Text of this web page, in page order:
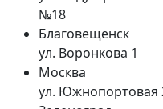
№18
Благовещенск
ул. Воронкова 1
Москва
ул. Южнопортовая